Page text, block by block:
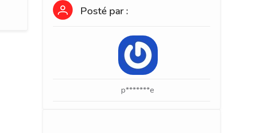
Posté par :
p*******e